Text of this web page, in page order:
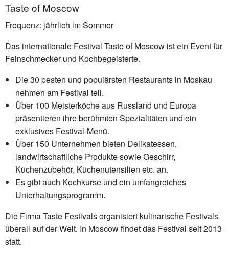
Taste of Moscow
Frequenz: jährlich im Sommer
Das internationale Festival Taste of Moscow ist ein Event für
Feinschmecker und Kochbegeisterte.
Die 30 besten und populärsten Restaurants in Moskau
nehmen am Festival teil.
Über 100 Meisterköche aus Russland und Europa
präsentieren ihre berühmten Spezialitäten und ein
exklusives Festival-Menü.
Über 150 Unternehmen bieten Delikatessen,
landwirtschaftliche Produkte sowie Geschirr,
Küchenzubehör, Küchenutensilien etc. an.
Es gibt auch Kochkurse und ein umfangreiches
Unterhaltungsprogramm.
Die Firma Taste Festivals organisiert kulinarische Festivals
überall auf der Welt. In Moscow findet das Festival seit 2013
statt.